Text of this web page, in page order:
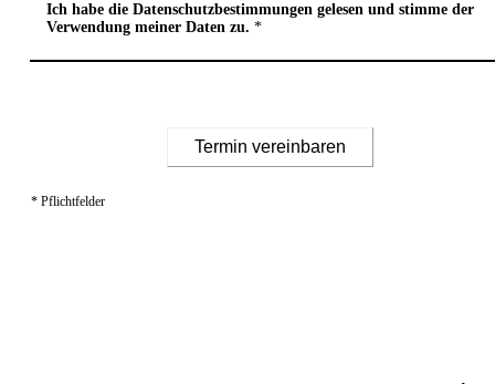
Ich habe die Datenschutzbestimmungen gelesen und stimme der
Verwendung meiner Daten zu.
Termin vereinbaren
* Pflichtfelder